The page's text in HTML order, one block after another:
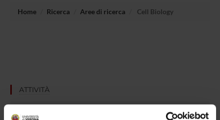
Home Ricerca Aree di ricerca Cell Biology
ATTIVITÀ